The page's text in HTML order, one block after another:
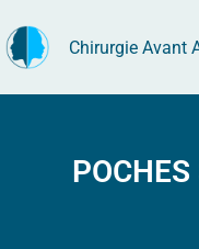
au
contenu
Chirurgie Avant
POCHES